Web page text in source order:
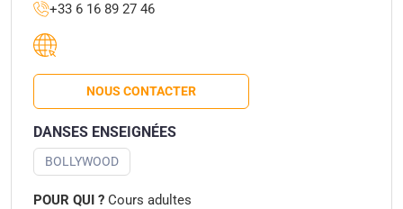
+33 6 16 89 27 46
NOUS CONTACTER
DANSES ENSEIGNÉES
BOLLYWOOD
POUR QUI ? Cours adultes